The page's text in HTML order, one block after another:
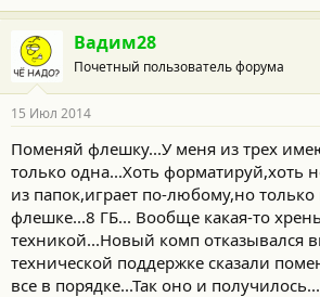
Вадим28
Почетный пользователь форума
15 Июл 2014
Поменяй флешку...У меня из трех
только одна...Хоть форматируй,хоть
из папок,играет по-любому,но
флешке...8 ГБ... Вообще какая-то
техникой...Новый комп отказывался
технической поддержке сказали
все в порядке...Так оно и